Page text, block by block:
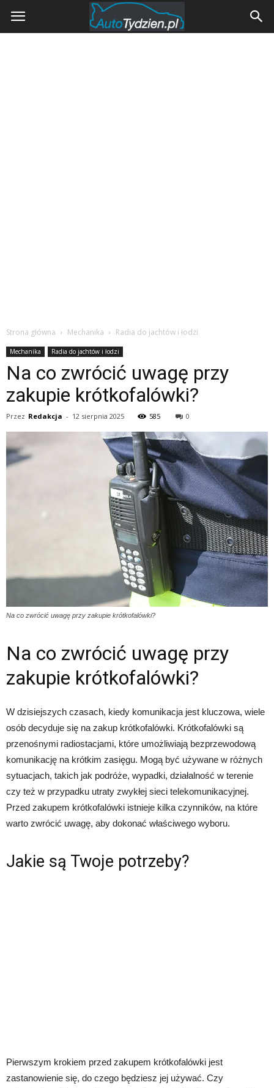
AutoTydzien.pl
Strona główna Mechanika Radia do jachtów i łodzi
Mechanika Radia do jachtów i łodzi
Na co zwrócić uwagę przy
zakupie krótkofalówki?
Przez Redakcja - 12 sierpnia 2025 585 0
Na co zwrócić uwagę przy zakupie krótkofalówki?
Na co zwrócić uwagę przy
zakupie krótkofalówki?
W dzisiejszych czasach, kiedy komunikacja jest kluczowa, wiele
osób decyduje się na zakup krótkofalówki. Krótkofalówki są
przenośnymi radiostacjami, które umożliwiają bezprzewodową
komunikację na krótkim zasięgu. Mogą być używane w różnych
sytuacjach, takich jak podróże, wypadki, działalność w terenie
czy też w przypadku utraty zwykłej sieci telekomunikacyjnej.
Przed zakupem krótkofalówki istnieje kilka czynników, na które
warto zwrócić uwagę, aby dokonać właściwego wyboru.
Jakie są Twoje potrzeby?
Pierwszym krokiem przed zakupem krótkofalówki jest
zastanowienie się, do czego będziesz jej używać. Czy